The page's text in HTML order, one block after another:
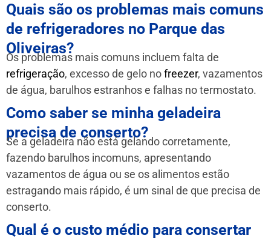
Quais são os problemas mais comuns
de refrigeradores no Parque das
Oliveiras?
Os problemas mais comuns incluem falta de
refrigeração, excesso de gelo nofreezer, vazamentos
de água, barulhos estranhos e falhas no termostato.
Como saber se minha geladeira
precisa de conserto?
Se a geladeira não está gelando corretamente,
fazendo barulhos incomuns, apresentando
vazamentos de água ou se os alimentos estão
estragando mais rápido, é um sinal de que precisa de
conserto.
Qual é o custo médio para consertar